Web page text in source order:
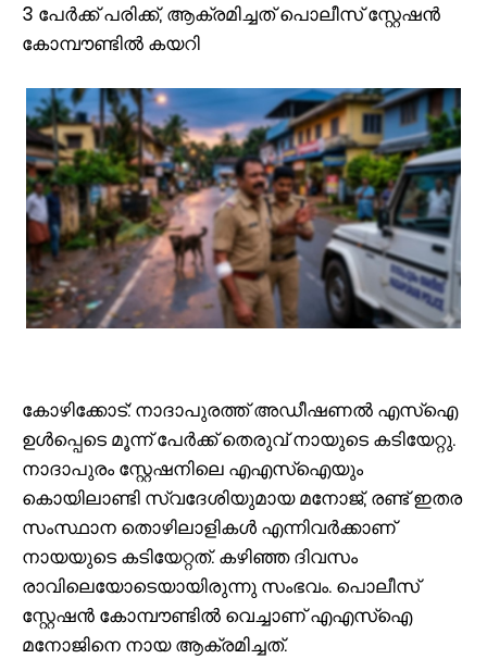
3 പേര്‍ക്ക് പരിക്ക്, ആക്രമിച്ചത് പൊലീസ് സ്റ്റേഷന്‍
കോമ്പൗണ്ടില്‍ കയറി
കോഴിക്കോട്: നാദാപുരത്ത് അഡീഷണല്‍ എസ്‌ഐ
ഉള്‍പ്പെടെ മൂന്ന് പേര്‍ക്ക് തെരുവ് നായുടെ കടിയേറ്റു.
നാദാപുരം സ്റ്റേഷനിലെ എഎസ്‌ഐയും
കൊയിലാണ്ടി സ്വദേശിയുമായ മനോജ്, രണ്ട് ഇതര
സംസ്ഥാന തൊഴിലാളികള്‍ എന്നിവര്‍ക്കാണ്
നായയുടെ കടിയേറ്റത്. കഴിഞ്ഞ ദിവസം
രാവിലെയോടെയായിരുന്നു സംഭവം. പൊലീസ്
സ്റ്റേഷന്‍ കോമ്പൗണ്ടില്‍ വെച്ചാണ് എഎസ്ഐ
മനോജിനെ നായ ആക്രമിച്ചത്.